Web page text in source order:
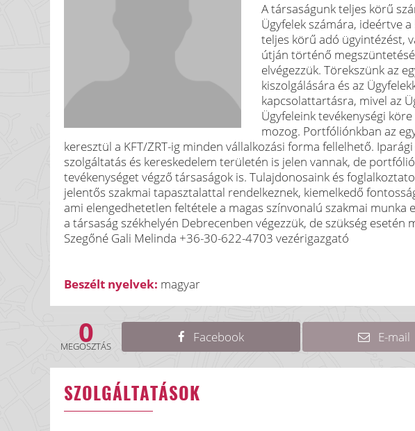
A társaságunk teljes körű
Ügyfelek számára, ideértve
teljes körű adó ügyintézést,
útján történő
elvégezzük. Törekszünk az
kiszolgálására és az
kapcsolattartásra, mivel az
Ügyfeleink tevékenységi
mozog. Portfóliónkban az
keresztül a KFT/ZRT-ig minden vállalkozási forma fellelhető.
szolgáltatás és kereskedelem területén is jelen vannak, de
tevékenységet végző társaságok is. Tulajdonosaink és
jelentős szakmai tapasztalattal rendelkeznek, kiemelkedő
ami elengedhetetlen feltétele a magas színvonalú szakmai munka
a társaság székhelyén Debrecenben végezzük, de szükség
Szegőné Gali Melinda +36-30-622-4703 vezérigazgató
Beszélt nyelvek: magyar
0
MEGOSZTÁS
Facebook E-mail
SZOLGÁLTATÁSOK